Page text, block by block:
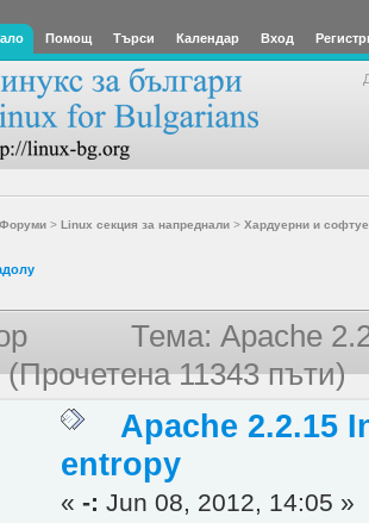
Помощ Търси Календар Вход
> Linux секция за напреднали> Хардуерни и
Тема: Apache
11343 пъти)
Apache 2.2.15
entropy
«-: Jun 08, 2012, 14:05 »